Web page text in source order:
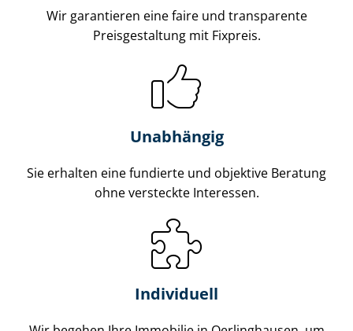
Wir garantieren eine faire und transparente
Preisgestaltung mit Fixpreis.
Unabhängig
Sie erhalten eine fundierte und objektive Beratung
ohne versteckte Interessen.
Individuell